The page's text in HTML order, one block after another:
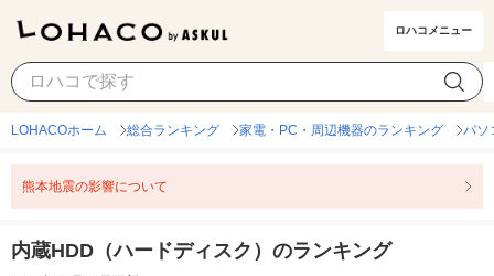
ロハコメニュー
内蔵HDD（ハードディスク） カテゴリ選択
LOHACOホーム 総合ランキング 家電・PC・周辺機器のランキング パソ
熊本地震の影響について
内蔵HDD（ハードディスク）のランキング